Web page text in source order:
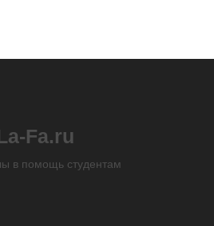
Fa.ru
в помощь студентам